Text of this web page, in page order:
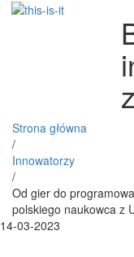
Strona główna
/
Innowatorzy
/
Od gier do
polskiego naukowca z
14-03-2023